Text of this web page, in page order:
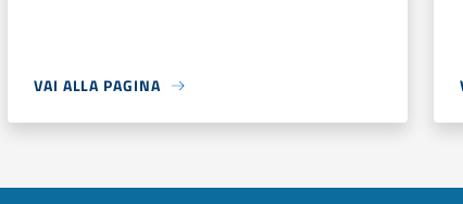
VAI ALLA PAGINA